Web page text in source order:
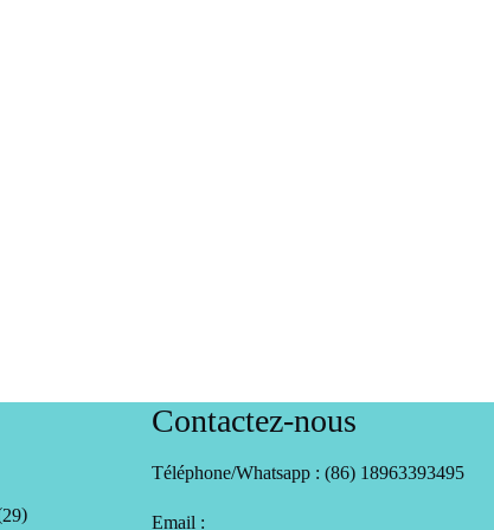
29
Contactez-nous
Téléphone/Whatsapp : (86) 18963393495
Email :